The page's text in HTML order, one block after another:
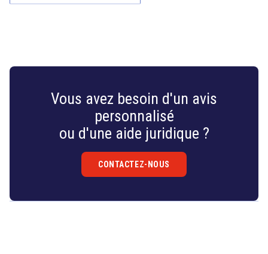
Vous avez besoin d'un avis
personnalisé
ou d'une aide juridique ?
CONTACTEZ-NOUS